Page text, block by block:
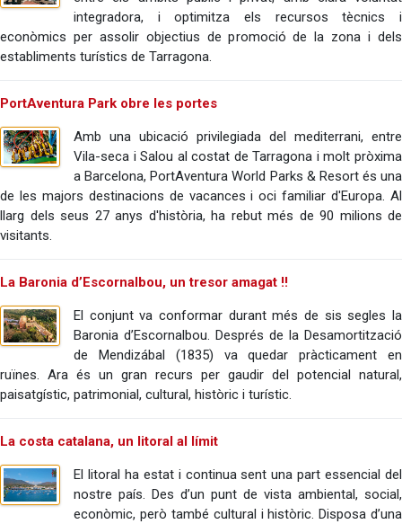
integradora, i optimitza els recursos tècnics i
econòmics per assolir objectius de promoció de la zona i dels
establiments turístics de Tarragona.
PortAventura Park obre les portes
Amb una ubicació privilegiada del mediterrani, entre
Vila-seca i Salou al costat de Tarragona i molt pròxima
a Barcelona, PortAventura World Parks & Resort és una
de les majors destinacions de vacances i oci familiar d'Europa. Al
llarg dels seus 27 anys d'història, ha rebut més de 90 milions de
visitants.
La Baronia d’Escornalbou, un tresor amagat !!
El conjunt va conformar durant més de sis segles la
Baronia d’Escornalbou. Després de la Desamortització
de Mendizábal (1835) va quedar pràcticament en
ruïnes. Ara és un gran recurs per gaudir del potencial natural,
paisatgístic, patrimonial, cultural, històric i turístic.
La costa catalana, un litoral al límit
El litoral ha estat i continua sent una part essencial del
nostre país. Des d’un punt de vista ambiental, social,
econòmic, però també cultural i històric. Disposa d’una